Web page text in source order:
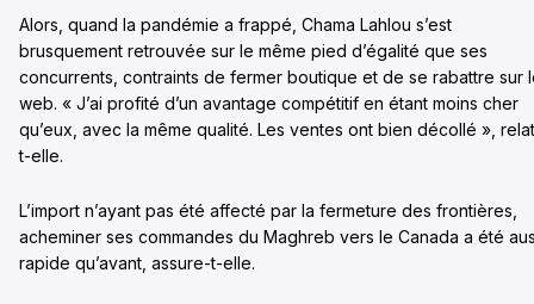
Alors, quand la pandémie a frappé, Chama Lahlou s’est
brusquement retrouvée sur le même pied d’égalité que ses
concurrents, contraints de fermer boutique et de se rabattre sur
web. « J’ai profité d’un avantage compétitif en étant moins cher
qu’eux, avec la même qualité. Les ventes ont bien décollé »,
t-elle.
L’import n’ayant pas été affecté par la fermeture des frontières,
acheminer ses commandes du Maghreb vers le Canada a été
rapide qu’avant, assure-t-elle.